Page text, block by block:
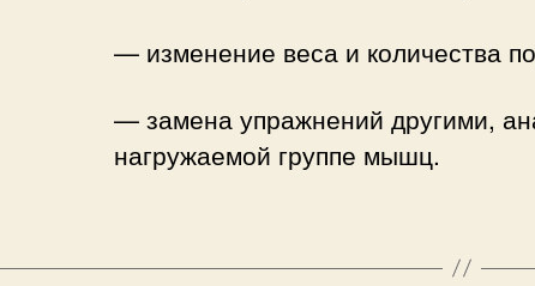
— изменение веса и количества
— замена упражнений другими,
нагружаемой группе мышц.